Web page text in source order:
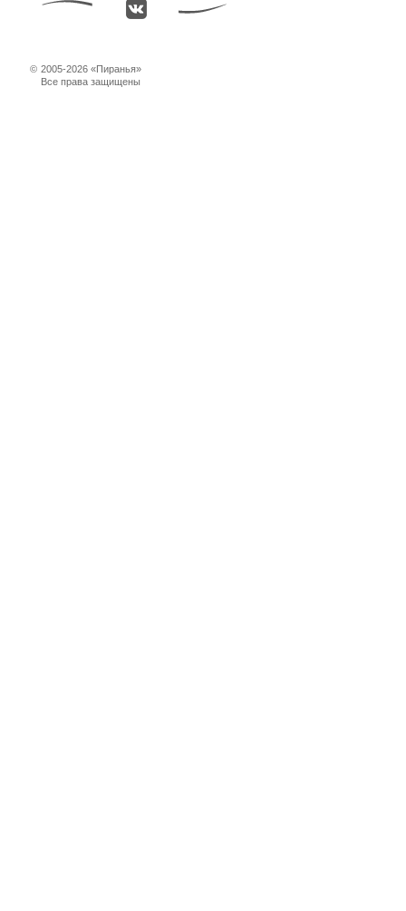
© 2005-2026 «Пиранья»
Все права защищены